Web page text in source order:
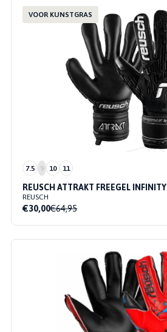
VOOR KUNSTGRAS
7.5 9 10 11
REUSCH ATTRAKT FREEGEL INFINITY
REUSCH
€30,00€64,95